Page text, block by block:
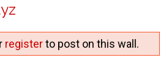
registerto post on this wall.